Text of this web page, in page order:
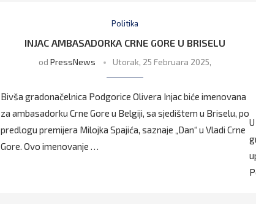
Politika
INJAC AMBASADORKA CRNE GORE U BRISELU
od PressNews Utorak, 25 Februara 2025,
Bivša gradonačelnica Podgorice Olivera Injac biće imenovana
za ambasadorku Crne Gore u Belgiji, sa sjedištem u Briselu, po
predlogu premijera Milojka Spajića, saznaje „Dan“ u Vladi Crne
Gore. Ovo imenovanje …